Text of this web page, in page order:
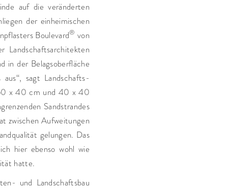
auf die veränderten
der einheimischen
Boulevard® von
Landschaftsarchitekten
in der Belagsoberfläche
sagt Landschafts-
x 40 cm und 40 x 40
Sandstrandes
zwischen Aufweitungen
gelungen. Das
hier ebenso wohl wie
hatte.
und Landschaftsbau